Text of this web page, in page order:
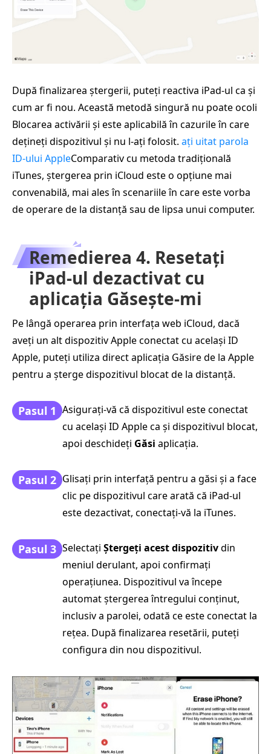
După finalizarea ștergerii, puteți reactiva iPad-ul ca și
cum ar fi nou. Această metodă singură nu poate ocoli
Blocarea activării și este aplicabilă în cazurile în care
dețineți dispozitivul și nu l-ați folosit. ați uitat parola
ID-ului AppleComparativ cu metoda tradițională
iTunes, ștergerea prin iCloud este o opțiune mai
convenabilă, mai ales în scenariile în care este vorba
de operare de la distanță sau de lipsa unui computer.
Remedierea 4. Resetați
iPad-ul dezactivat cu
aplicația Găsește-mi
Pe lângă operarea prin interfața web iCloud, dacă
aveți un alt dispozitiv Apple conectat cu același ID
Apple, puteți utiliza direct aplicația Găsire de la Apple
pentru a șterge dispozitivul blocat de la distanță.
Pasul 1 Asigurați-vă că dispozitivul este conectat
cu același ID Apple ca și dispozitivul blocat,
apoi deschideți Găsi aplicația.
Pasul 2 Glisați prin interfață pentru a găsi și a face
clic pe dispozitivul care arată că iPad-ul
este dezactivat, conectați-vă la iTunes.
Pasul 3 Selectați Ștergeți acest dispozitivdin
meniul derulant, apoi confirmați
operațiunea. Dispozitivul va începe
automat ștergerea întregului conținut,
inclusiv a parolei, odată ce este conectat la
rețea. După finalizarea resetării, puteți
configura din nou dispozitivul.